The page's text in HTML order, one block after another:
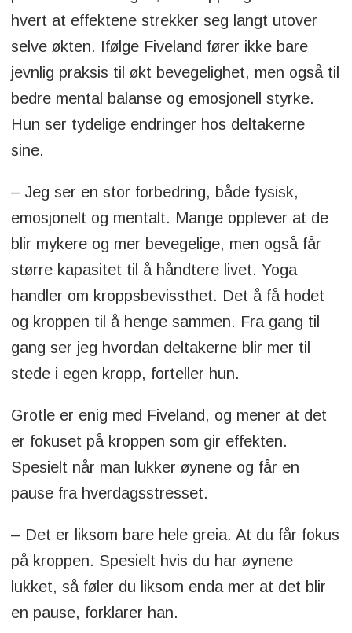
hvert at effektene strekker seg langt utover
selve økten. Ifølge Fiveland fører ikke bare
jevnlig praksis til økt bevegelighet, men også til
bedre mental balanse og emosjonell styrke.
Hun ser tydelige endringer hos deltakerne
sine.
– Jeg ser en stor forbedring, både fysisk,
emosjonelt og mentalt. Mange opplever at de
blir mykere og mer bevegelige, men også får
større kapasitet til å håndtere livet. Yoga
handler om kroppsbevissthet. Det å få hodet
og kroppen til å henge sammen. Fra gang til
gang ser jeg hvordan deltakerne blir mer til
stede i egen kropp, forteller hun.
Grotle er enig med Fiveland, og mener at det
er fokuset på kroppen som gir effekten.
Spesielt når man lukker øynene og får en
pause fra hverdagsstresset.
– Det er liksom bare hele greia. At du får fokus
på kroppen. Spesielt hvis du har øynene
lukket, så føler du liksom enda mer at det blir
en pause, forklarer han.